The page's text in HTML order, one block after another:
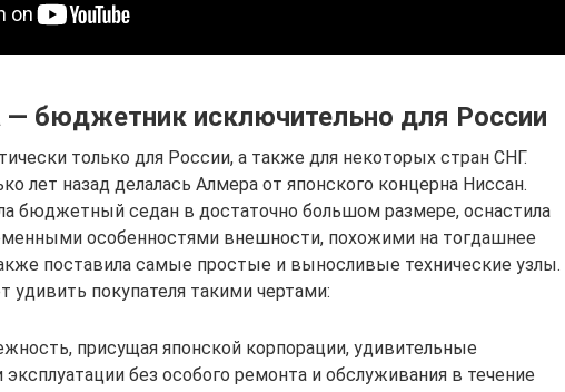
— бюджетник исключительно для России
только для России, а также для некоторых стран СНГ.
лет назад делалась Алмера от японского концерна Ниссан.
бюджетный седан в достаточно большом размере, оснастила
особенностями внешности, похожими на тогдашнее
поставила самые простые и выносливые технические узлы.
удивить покупателя такими чертами:
присущая японской корпорации, удивительные
без особого ремонта и обслуживания в течение